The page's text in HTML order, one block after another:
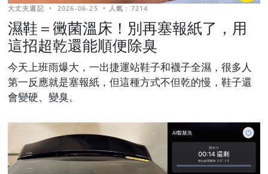
大丈夫週記 • 2026-06-25 • 人氣 : 7214
濕鞋＝黴菌溫床！別再塞報紙了，用
這招超乾還能順便除臭
今天上班雨爆大，一出捷運站鞋子和襪子全濕，很多人
第一反應就是塞報紙，但這種方式不但乾的慢，鞋子還
會變硬、變臭。